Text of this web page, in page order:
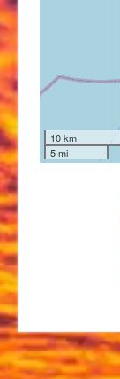
10 km
5 mi